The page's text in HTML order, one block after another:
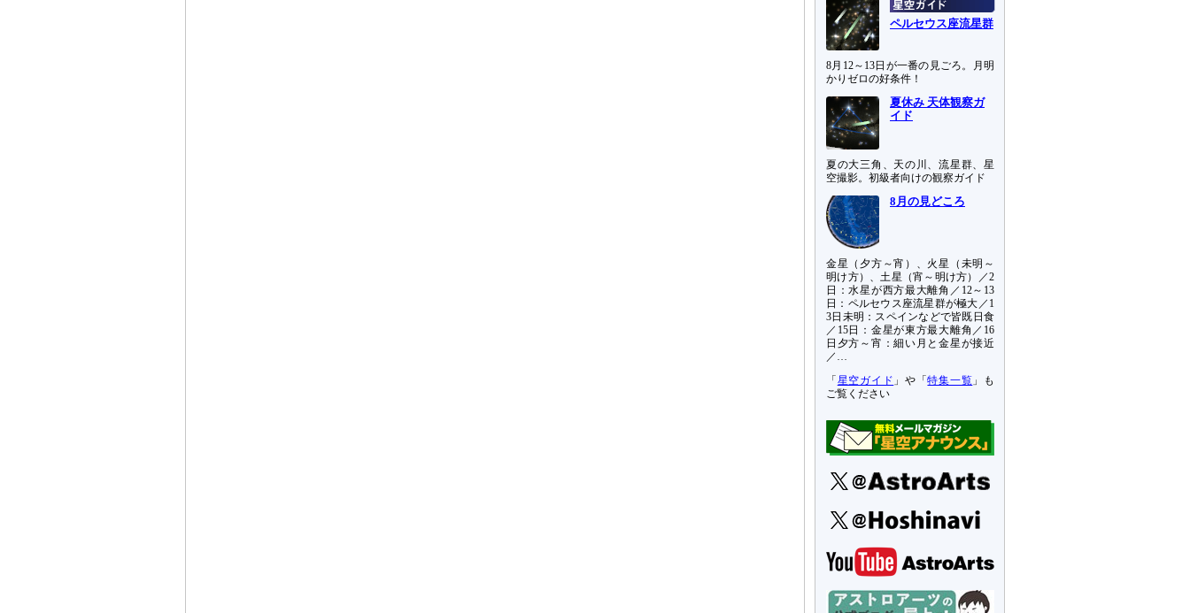
ペルセウス座流星群
8月12～13日が一番の見ごろ。月明
かりゼロの好条件！
夏休み 天体観察ガ
イド
夏の大三角、天の川、流星群、星
空撮影。初級者向けの観察ガイド
8月の見どころ
金星（夕方～宵）、火星（未明～
明け方）、土星（宵～明け方）／2
日：水星が西方最大離角／12～13
日：ペルセウス座流星群が極大／1
3日未明：スペインなどで皆既日食
／15日：金星が東方最大離角／16
日夕方～宵：細い月と金星が接近
／…
「 星空ガイド 」や「特集一覧 」も
ご覧ください